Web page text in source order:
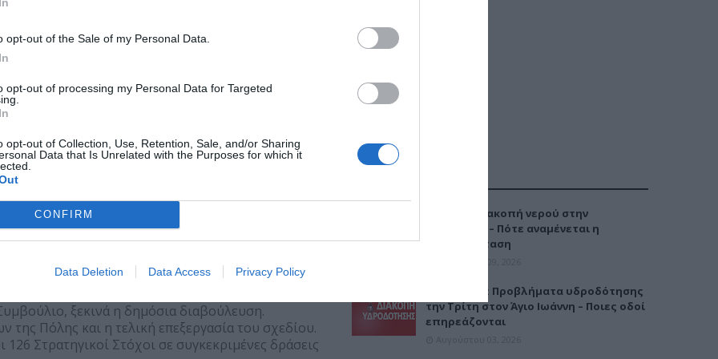
opt-out of the Sale of my Personal Data.
opt-out of processing my Personal Data for Targeted
opt-out of Collection, Use, Retention, Sale, and/or Sharing
Data that Is Unrelated with the Purposes for which it
CONFIRM
Data Deletion Data Access Privacy Policy
ανάλυση δεδομένων που αποτυπώνουν κομμάτι-
διαδικασία αναδεικνύονται τα ιδιαίτερα
επίπεδο των κατοίκων, η δημογραφική γήρανση με
οικογενειών και των οικογενειών με ένα
με ολοένα και περισσότερους πολίτες να
για πολιτικές αποφάσεις στους τομείς της
και της οικονομίας. Το Επιχειρησιακό Σχέδιο
για όλους μας. Μια καθαρή, επιστημονικά
της επόμενης μέρας για την Καλαμαριά»
ξεκινά η δημόσια διαβούλευση.
Πόλης και η τελική επεξεργασία του σχεδίου.
Στρατηγικοί Στόχοι σε συγκεκριμένες δράσεις
Έκτακτη διακοπή νερού στην
Καλαμαριά – Πότε αναμένεται η
αποκατάσταση
Καλαμαριά: Προβλήματα υδροδότησης
την Τρίτη στον Άγιο Ιωάννη – Ποιες οδοί
επηρεάζονται